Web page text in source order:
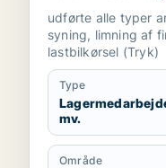
udførte alle typer
syning, limning af
lastbilkørsel (Tryk)
Type
mv.
Område